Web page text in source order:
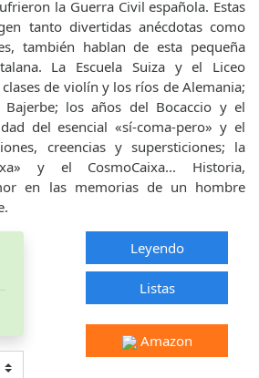
la Guerra Civil española. Estas
tanto divertidas anécdotas como
también hablan de esta pequeña
La Escuela Suiza y el Liceo
de violín y los ríos de Alemania;
los años del Bocaccio y el
del esencial «sí-coma-pero» y el
creencias y supersticiones; la
y el CosmoCaixa... Historia,
en las memorias de un hombre
Leyendo
Listas
Amazon